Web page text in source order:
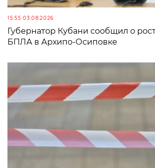
15:55 03.08.2026
Губернатор Кубани сообщил о
БПЛА в Архипо-Осиповке